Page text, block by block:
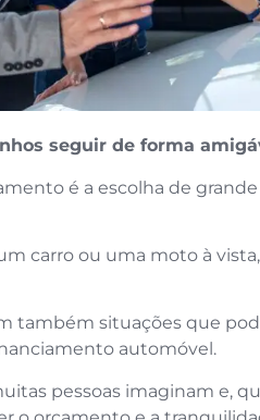
seguir de forma
é a escolha de
carro ou uma moto à
também situações que
automóvel.
pessoas imaginam e,